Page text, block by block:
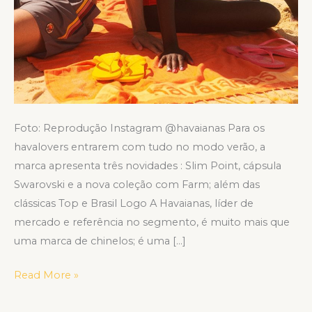
Foto: Reprodução Instagram @havaianas Para os
havalovers entrarem com tudo no modo verão, a
marca apresenta três novidades : Slim Point, cápsula
Swarovski e a nova coleção com Farm; além das
clássicas Top e Brasil Logo A Havaianas, líder de
mercado e referência no segmento, é muito mais que
uma marca de chinelos; é uma […]
Read More »